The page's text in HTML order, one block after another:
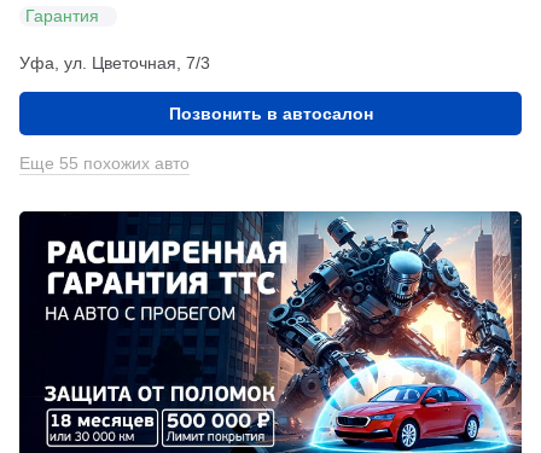
Гарантия
Уфа, ул. Цветочная, 7/3
Позвонить в автосалон
Еще 55 похожих авто